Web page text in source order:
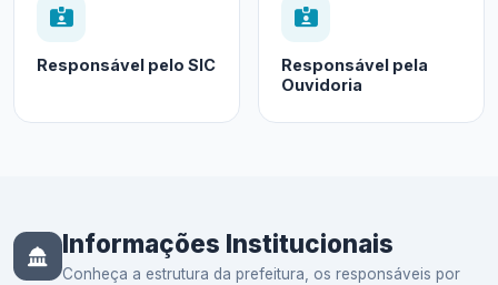
Responsável pelo SIC
Responsável pela
Ouvidoria
Informações Institucionais
Conheça a estrutura da prefeitura, os responsáveis por